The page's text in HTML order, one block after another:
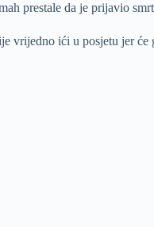
prestale da je prijavio
vrijedno ići u posjetu jer